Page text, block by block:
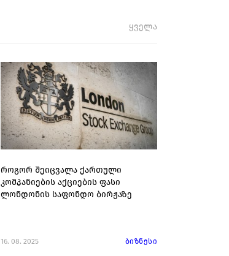
ყველა
როგორ შეიცვალა ქართული
კომპანიების აქციების ფასი
ლონდონის საფონდო ბირჟაზე
16. 08. 2025 ბიზნესი